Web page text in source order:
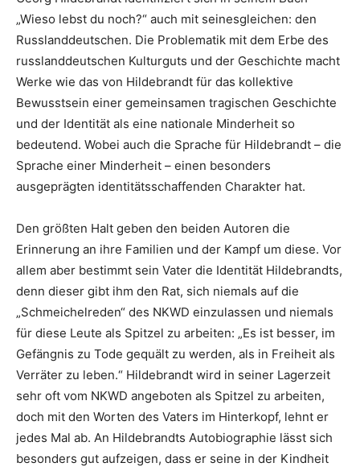
„Wieso lebst du noch?“ auch mit seinesgleichen: den
Russlanddeutschen. Die Problematik mit dem Erbe des
russlanddeutschen Kulturguts und der Geschichte macht
Werke wie das von Hildebrandt für das kollektive
Bewusstsein einer gemeinsamen tragischen Geschichte
und der Identität als eine nationale Minderheit so
bedeutend. Wobei auch die Sprache für Hildebrandt – die
Sprache einer Minderheit – einen besonders
ausgeprägten identitätsschaffenden Charakter hat.
Den größten Halt geben den beiden Autoren die
Erinnerung an ihre Familien und der Kampf um diese. Vor
allem aber bestimmt sein Vater die Identität Hildebrandts,
denn dieser gibt ihm den Rat, sich niemals auf die
„Schmeichelreden“ des NKWD einzulassen und niemals
für diese Leute als Spitzel zu arbeiten: „Es ist besser, im
Gefängnis zu Tode gequält zu werden, als in Freiheit als
Verräter zu leben.“ Hildebrandt wird in seiner Lagerzeit
sehr oft vom NKWD angeboten als Spitzel zu arbeiten,
doch mit den Worten des Vaters im Hinterkopf, lehnt er
jedes Mal ab. An Hildebrandts Autobiographie lässt sich
besonders gut aufzeigen, dass er seine in der Kindheit